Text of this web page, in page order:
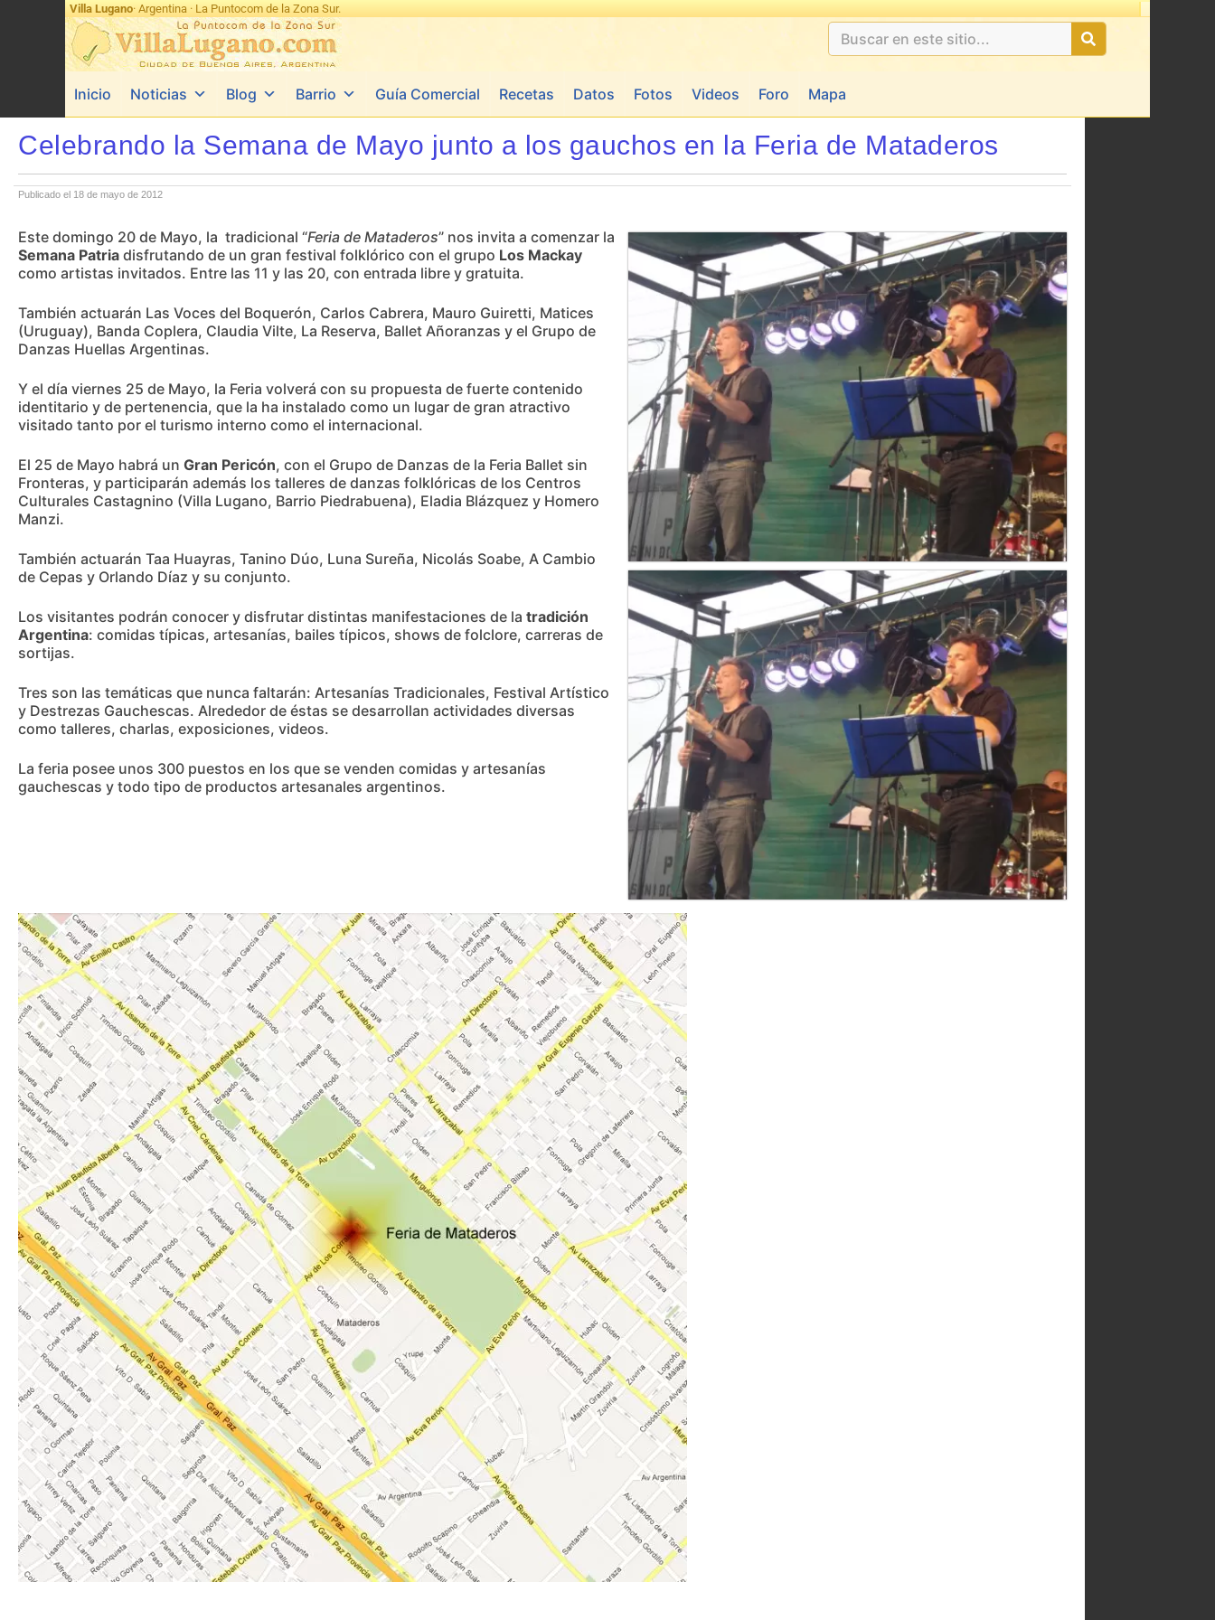
Villa Lugano· Argentina · La Puntocom de la Zona Sur.
Inicio Noticias Blog Barrio Guía Comercial Recetas Datos Fotos Videos Foro Mapa
Celebrando la Semana de Mayo junto a los gauchos en la Feria de Mataderos
Publicado el 18 de mayo de 2012
Este domingo 20 de Mayo, la tradicional “Feria de Mataderos” nos invita a comenzar la
Semana Patria disfrutando de un gran festival folklórico con el grupo Los Mackay
como artistas invitados. Entre las 11 y las 20, con entrada libre y gratuita.
También actuarán Las Voces del Boquerón, Carlos Cabrera, Mauro Guiretti, Matices
(Uruguay), Banda Coplera, Claudia Vilte, La Reserva, Ballet Añoranzas y el Grupo de
Danzas Huellas Argentinas.
Y el día viernes 25 de Mayo, la Feria volverá con su propuesta de fuerte contenido
identitario y de pertenencia, que la ha instalado como un lugar de gran atractivo
visitado tanto por el turismo interno como el internacional.
El 25 de Mayo habrá un Gran Pericón, con el Grupo de Danzas de la Feria Ballet sin
Fronteras, y participarán además los talleres de danzas folklóricas de los Centros
Culturales Castagnino (Villa Lugano, Barrio Piedrabuena), Eladia Blázquez y Homero
Manzi.
También actuarán Taa Huayras, Tanino Dúo, Luna Sureña, Nicolás Soabe, A Cambio
de Cepas y Orlando Díaz y su conjunto.
Los visitantes podrán conocer y disfrutar distintas manifestaciones de la tradición
Argentina: comidas típicas, artesanías, bailes típicos, shows de folclore, carreras de
sortijas.
Tres son las temáticas que nunca faltarán: Artesanías Tradicionales, Festival Artístico
y Destrezas Gauchescas. Alrededor de éstas se desarrollan actividades diversas
como talleres, charlas, exposiciones, videos.
La feria posee unos 300 puestos en los que se venden comidas y artesanías
gauchescas y todo tipo de productos artesanales argentinos.